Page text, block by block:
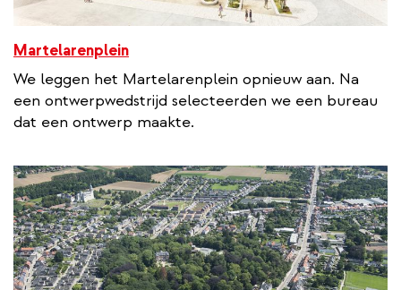
Martelarenplein
We leggen het Martelarenplein opnieuw aan. Na
een ontwerpwedstrijd selecteerden we een bureau
dat een ontwerp maakte.